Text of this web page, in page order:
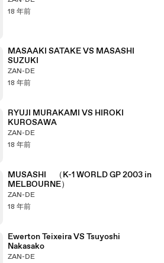
18 年前
MASAAKI SATAKE VS MASASHI
SUZUKI
ZAN-DE
18 年前
RYUJI MURAKAMI VS HIROKI
KUROSAWA
ZAN-DE
18 年前
MUSASHI （K-1 WORLD GP 2003 in
MELBOURNE）
ZAN-DE
18 年前
Ewerton Teixeira VS Tsuyoshi
Nakasako
ZAN-DE